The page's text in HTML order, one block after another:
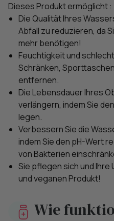
Dieses Produkt ermöglicht :
Die Qualität Ihres
Abfall zu reduzieren, da
mehr benötigen!
Feuchtigkeit und
Schränken,
entfernen.
Die Lebensdauer Ihres
verlängern, indem Sie
legen.
Verbessern Sie die
indem Sie den pH-Wert
von Bakterien
Sie pflegen sich und Ihre
und veganen Produkt!
Wie